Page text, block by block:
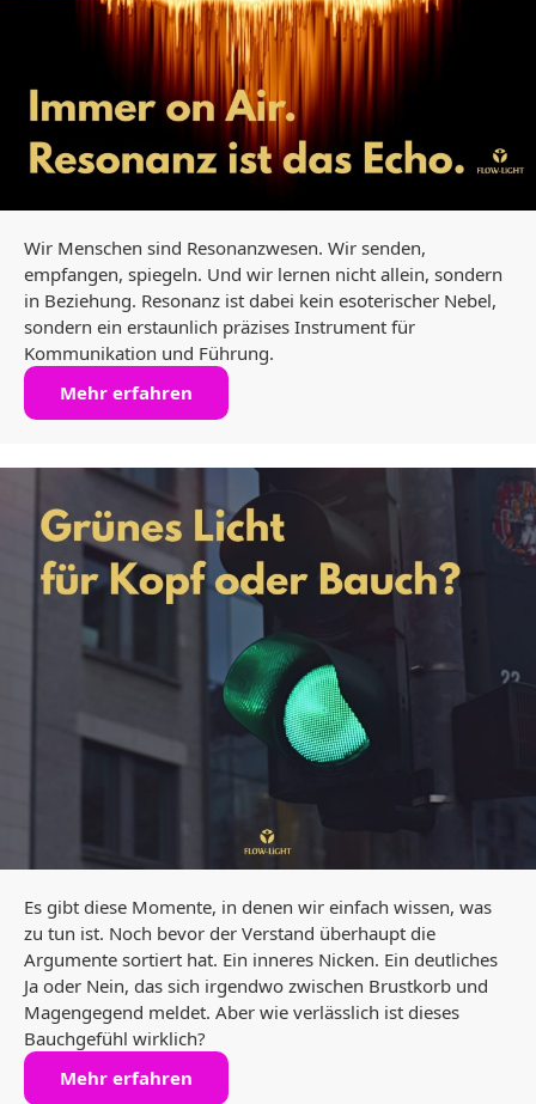
Wir Menschen sind Resonanzwesen. Wir senden,
empfangen, spiegeln. Und wir lernen nicht allein, sondern
in Beziehung. Resonanz ist dabei kein esoterischer Nebel,
sondern ein erstaunlich präzises Instrument für
Kommunikation und Führung.
Mehr erfahren
Es gibt diese Momente, in denen wir einfach wissen, was
zu tun ist. Noch bevor der Verstand überhaupt die
Argumente sortiert hat. Ein inneres Nicken. Ein deutliches
Ja oder Nein, das sich irgendwo zwischen Brustkorb und
Magengegend meldet. Aber wie verlässlich ist dieses
Bauchgefühl wirklich?
Mehr erfahren